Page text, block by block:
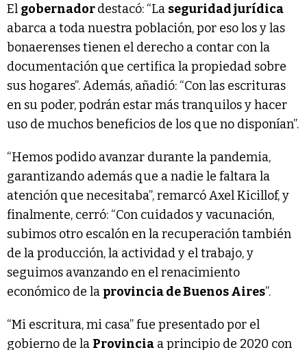
El gobernadordestacó: “La seguridad jurídica
abarca a toda nuestra población, por eso los y las
bonaerenses tienen el derecho a contar con la
documentación que certifica la propiedad sobre
sus hogares”. Además, añadió: “Con las escrituras
en su poder, podrán estar más tranquilos y hacer
uso de muchos beneficios de los que no disponían”.
“Hemos podido avanzar durante la pandemia,
garantizando además que a nadie le faltara la
atención que necesitaba”, remarcó Axel Kicillof, y
finalmente, cerró: “Con cuidados y vacunación,
subimos otro escalón en la recuperación también
de la producción, la actividad y el trabajo, y
seguimos avanzando en el renacimiento
económico de la provincia de Buenos Aires”.
“Mi escritura, mi casa” fue presentado por el
gobierno de la Provincia a principio de 2020 con